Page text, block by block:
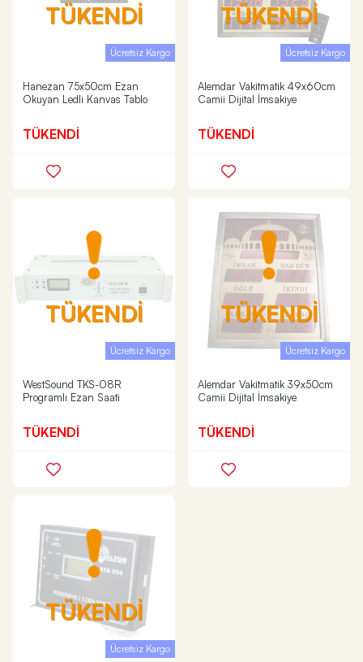
TÜKENDİ
Ücretsiz Kargo
Hanezan 75x50cm Ezan
Okuyan Ledli Kanvas Tablo
TÜKENDİ
TÜKENDİ
Ücretsiz Kargo
Alemdar Vakitmatik 49x60cm
Camii Dijital İmsakiye
TÜKENDİ
TÜKENDİ
Ücretsiz Kargo
WestSound TKS-08R
Programlı Ezan Saati
TÜKENDİ
TÜKENDİ
Ücretsiz Kargo
Alemdar Vakitmatik 39x50cm
Camii Dijital İmsakiye
TÜKENDİ
TÜKENDİ
Ücretsiz Kargo